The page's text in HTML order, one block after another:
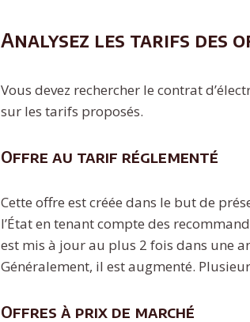
Analysez les tarifs des
Vous devez rechercher le contrat
sur les tarifs proposés.
Offre au tarif réglementé
Cette offre est créée dans le but de
l’État en tenant compte des
est mis à jour au plus 2 fois dans une
Généralement, il est augmenté.
Offres à prix de marché